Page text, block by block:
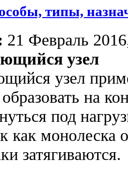
типы,
21 Февраль
узел
узел
на
под
как монолеска
затягиваются.